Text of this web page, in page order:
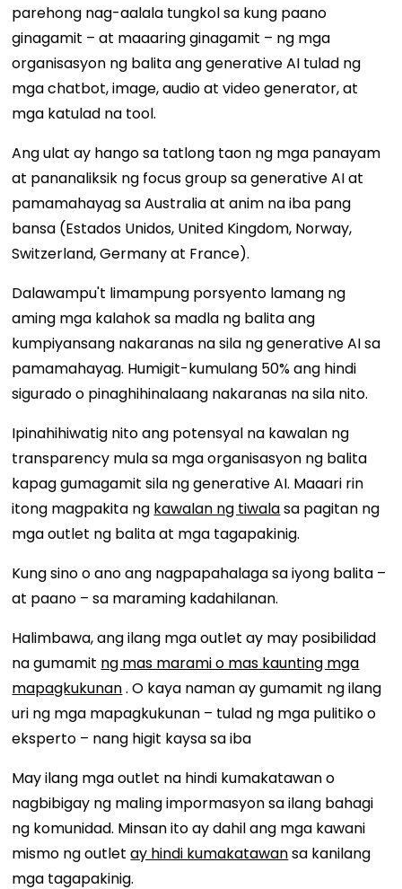
parehong nag-aalala tungkol sa kung paano
ginagamit – at maaaring ginagamit – ng mga
organisasyon ng balita ang generative AI tulad ng
mga chatbot, image, audio at video generator, at
mga katulad na tool.
Ang ulat ay hango sa tatlong taon ng mga panayam
at pananaliksik ng focus group sa generative AI at
pamamahayag sa Australia at anim na iba pang
bansa (Estados Unidos, United Kingdom, Norway,
Switzerland, Germany at France).
Dalawampu't limampung porsyento lamang ng
aming mga kalahok sa madla ng balita ang
kumpiyansang nakaranas na sila ng generative AI sa
pamamahayag. Humigit-kumulang 50% ang hindi
sigurado o pinaghihinalaang nakaranas na sila nito.
Ipinahihiwatig nito ang potensyal na kawalan ng
transparency mula sa mga organisasyon ng balita
kapag gumagamit sila ng generative AI. Maaari rin
itong magpakita ng kawalan ng tiwalasa pagitan ng
mga outlet ng balita at mga tagapakinig.
Kung sino o ano ang nagpapahalaga sa iyong balita –
at paano – sa maraming kadahilanan.
Halimbawa, ang ilang mga outlet ay may posibilidad
na gumamit ng mas marami o mas kaunting mga
mapagkukunan. O kaya naman ay gumamit ng ilang
uri ng mga mapagkukunan – tulad ng mga pulitiko o
eksperto – nang higit kaysa sa iba
May ilang mga outlet na hindi kumakatawan o
nagbibigay ng maling impormasyon sa ilang bahagi
ng komunidad. Minsan ito ay dahil ang mga kawani
mismo ng outletay hindi kumakatawansa kanilang
mga tagapakinig.